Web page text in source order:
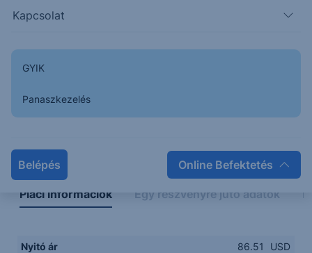
Kapcsolat
GYIK
Panaszkezelés
Belépés Online Befektetés
Napon belüli Historikus
Piaci információk Egy részvényre jutó adatok
Nyitó ár 86.51
USD